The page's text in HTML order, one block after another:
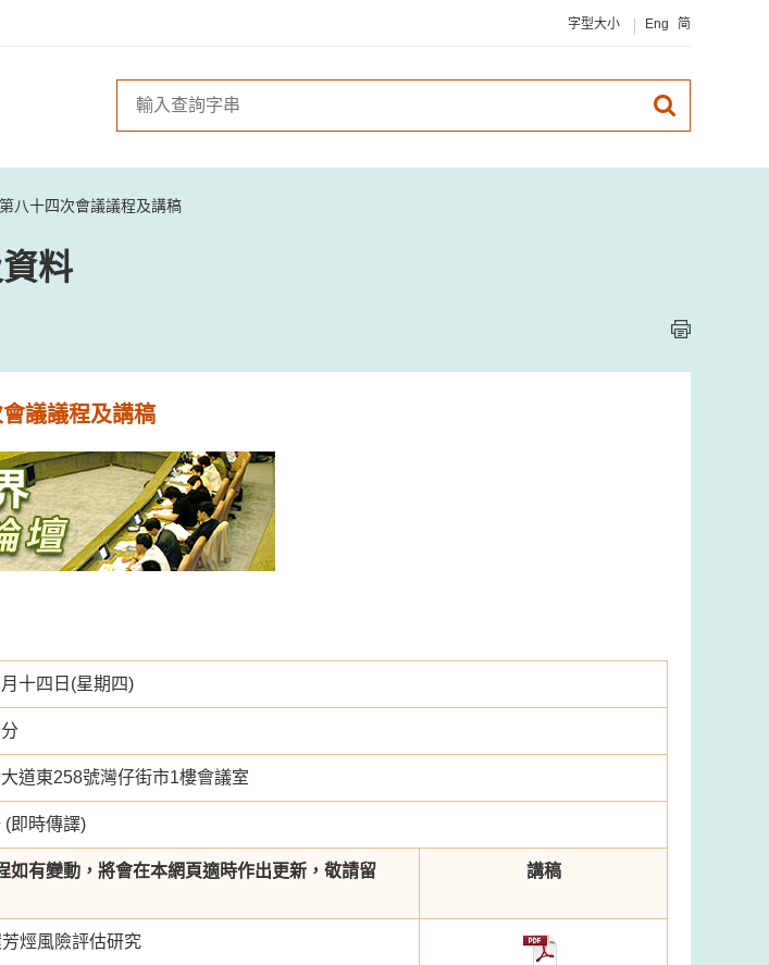
字型大小 Eng 简
八十四次會議議程及講稿
料
議議程及講稿
十四日(星期四)
道東258號灣仔街市1樓會議室
(即時傳譯)
如有變動，將會在本網頁適時作出更新，敬請留
講稿
烴風險評估研究